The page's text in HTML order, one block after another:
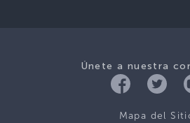
Únete a nuestra
Mapa del